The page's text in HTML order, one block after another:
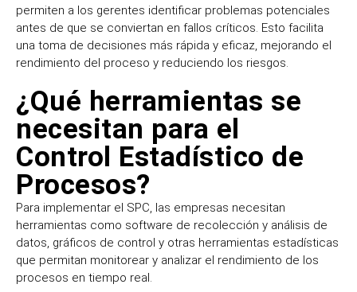
permiten a los gerentes identificar problemas potenciales
antes de que se conviertan en fallos críticos. Esto facilita
una toma de decisiones más rápida y eficaz, mejorando el
rendimiento del proceso y reduciendo los riesgos.
¿Qué herramientas se
necesitan para el
Control Estadístico de
Procesos?
Para implementar el SPC, las empresas necesitan
herramientas como software de recolección y análisis de
datos, gráficos de control y otras herramientas estadísticas
que permitan monitorear y analizar el rendimiento de los
procesos en tiempo real.